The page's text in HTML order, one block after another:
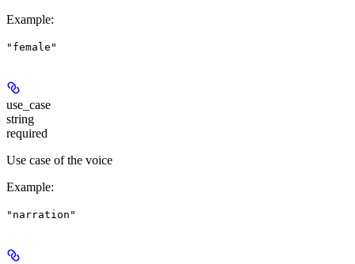
Example:
"female"
use_case
string
required
Use case of the voice
Example:
"narration"